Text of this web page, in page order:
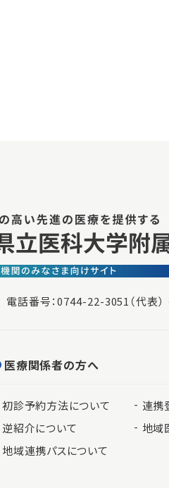
電話番号：0744-22-3051 （代表）
医療関係者の方へ
初診予約方法について
逆紹介について
地域連携パスについて
連携
地域